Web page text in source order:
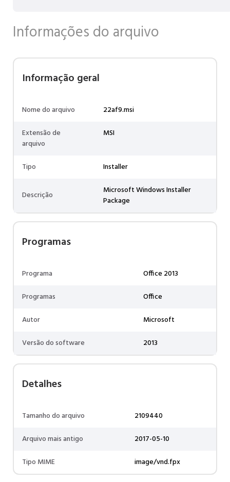
Informações do arquivo
Informação geral
Nome do arquivo
22af9.msi
Extensão de
arquivo
MSI
Tipo Installer
Descrição
Microsoft Windows Installer
Package
Programas
Programa
Office 2013
Programas
Office
Autor
Microsoft
Versão do software
2013
Detalhes
Tamanho do arquivo
2109440
Arquivo mais antigo
2017-05-10
Tipo MIME
image/vnd.fpx